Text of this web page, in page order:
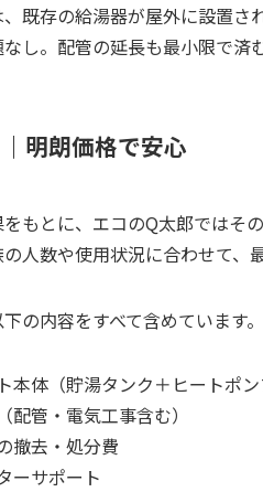
既存の給湯器が屋外に設置さ
し。配管の延長も最小限で済
明朗価格で安心
もとに、エコのQ太郎ではそ
人数や使用状況に合わせて、
の内容をすべて含めています。
本体（貯湯タンク＋ヒートポン
配管・電気工事含む）
撤去・処分費
ーサポート